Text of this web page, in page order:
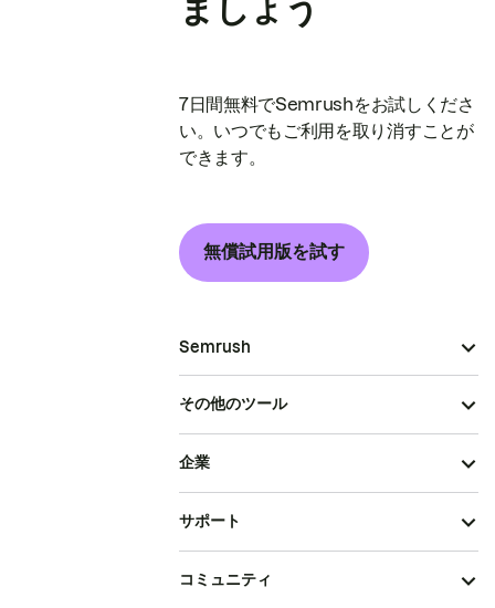
ましょう
7日間無料でSemrushをお試しくださ
い。いつでもご利用を取り消すことが
できます。
無償試用版を試す
Semrush
その他のツール
企業
サポート
コミュニティ